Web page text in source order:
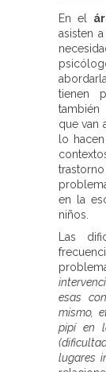
En el
asisten
tienen
también
que van
lo
en la
niños.
Las
esas
mismo,
pipí en
lugares